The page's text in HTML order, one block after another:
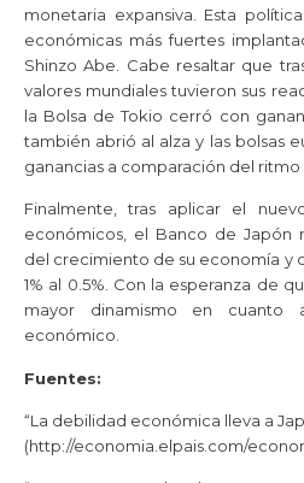
monetaria expansiva. Esta
económicas más fuertes
Shinzo Abe. Cabe resaltar que
valores mundiales tuvieron sus
la Bolsa de Tokio cerró con
también abrió al alza y las bolsas
ganancias a comparación del
Finalmente, tras aplicar el
económicos, el Banco de Japón
del crecimiento de su economía y
1% al 0.5%. Con la esperanza de
mayor dinamismo en cuanto
económico.
Fuentes:
“La debilidad económica lleva a
(http://economia.elpais.com/